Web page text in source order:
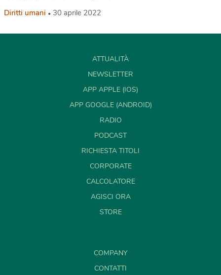
Diritti umani 30 aprile 2022
ATTUALITÀ
NEWSLETTER
APP APPLE (IOS)
APP GOOGLE (ANDROID)
RADIO
PODCAST
RICHIESTA TITOLI
CORPORATE
CALCOLATORE
AGISCI ORA
STORE
COMPANY
CONTATTI